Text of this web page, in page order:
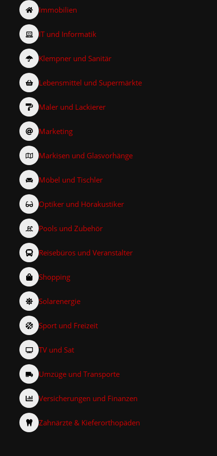
Immobilien
IT und Informatik
Klempner und Sanitär
Lebensmittel und Supermärkte
Maler und Lackierer
Marketing
Markisen und Glasvorhänge
Möbel und Tischler
Optiker und Hörakustiker
Pools und Zubehör
Reisebüros und Veranstalter
Shopping
Solarenergie
Sport und Freizeit
TV und Sat
Umzüge und Transporte
Versicherungen und Finanzen
Zahnärzte & Kieferorthopäden